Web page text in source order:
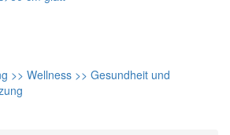
>> Wellness >> Gesundheit und